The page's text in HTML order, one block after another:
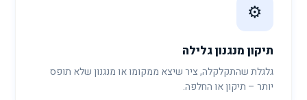
⚙️
תיקון מנגנון גלילה
גלגלת שהתקלקלה, ציר שיצא ממקומו או מנגנון שלא תופס
יותר – תיקון או החלפה.